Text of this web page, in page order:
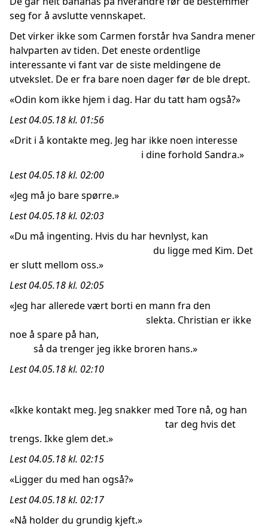
seg for å avslutte vennskapet.
Det virker ikke som Carmen forstår hva Sandra mener
halvparten av tiden. Det eneste ordentlige
interessante vi fant var de siste meldingene de
utvekslet. De er fra bare noen dager før de ble drept.
«Odin kom ikke hjem i dag. Har du tatt ham også?»
Lest 04.05.18 kl. 01:56
«Drit i å kontakte meg. Jeg har ikke noen interesse
i dine forhold Sandra.»
Lest 04.05.18 kl. 02:00
«Jeg må jo bare spørre.»
Lest 04.05.18 kl. 02:03
«Du må ingenting. Hvis du har hevnlyst, kan
du ligge med Kim. Det
er slutt mellom oss.»
Lest 04.05.18 kl. 02:05
«Jeg har allerede vært borti en mann fra den
slekta. Christian er ikke
noe å spare på han,
så da trenger jeg ikke broren hans.»
Lest 04.05.18 kl. 02:10
«Ikke kontakt meg. Jeg snakker med Tore nå, og han
tar deg hvis det
trengs. Ikke glem det.»
Lest 04.05.18 kl. 02:15
«Ligger du med han også?»
Lest 04.05.18 kl. 02:17
«Nå holder du grundig kjeft.»